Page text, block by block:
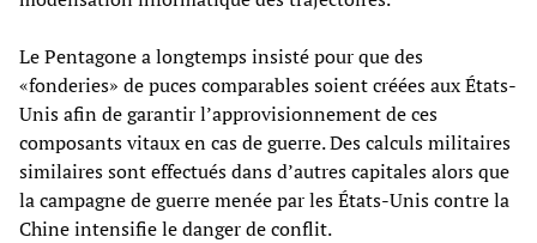
Le Pentagone a longtemps insisté pour que des
«fonderies» de puces comparables soient créées aux États-
Unis afin de garantir l’approvisionnement de ces
composants vitaux en cas de guerre. Des calculs militaires
similaires sont effectués dans d’autres capitales alors que
la campagne de guerre menée par les États-Unis contre la
Chine intensifie le danger de conflit.